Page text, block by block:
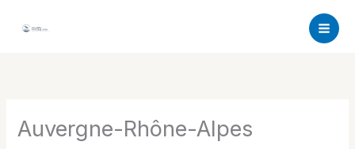
Auvergne-Rhône-Alpes